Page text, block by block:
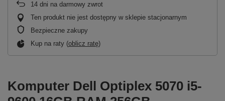
14 dni na darmowy zwrot
Ten produkt nie jest dostępny w sklepie stacjonarnym
Bezpieczne zakupy
Kup na raty (oblicz ratę)
Komputer Dell Optiplex 5070 i5-